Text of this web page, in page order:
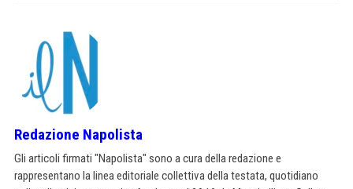
Redazione Napolista
Gli articoli firmati "Napolista" sono a cura della redazione e
rappresentano la linea editoriale collettiva della testata, quotidiano